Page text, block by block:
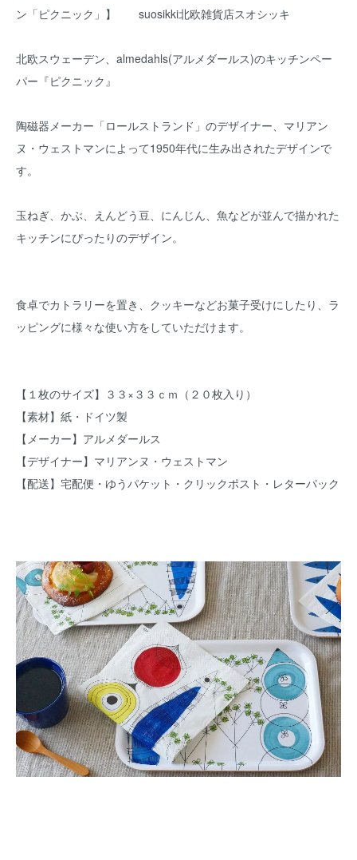
ン「ピクニック」】 suosikki北欧雑貨店スオシッキ
北欧スウェーデン、almedahls(アルメダールス)のキッチンペー
パー『ピクニック』
陶磁器メーカー「ロールストランド」のデザイナー、マリアン
ヌ・ウェストマンによって1950年代に生み出されたデザインで
す。
玉ねぎ、かぶ、えんどう豆、にんじん、魚などが並んで描かれた
キッチンにぴったりのデザイン。
食卓でカトラリーを置き、クッキーなどお菓子受けにしたり、ラ
ッピングに様々な使い方をしていただけます。
【１枚のサイズ】３３×３３ｃｍ（２０枚入り）
【素材】紙・ドイツ製
【メーカー】アルメダールス
【デザイナー】マリアンヌ・ウェストマン
【配送】宅配便・ゆうパケット・クリックポスト・レターパック